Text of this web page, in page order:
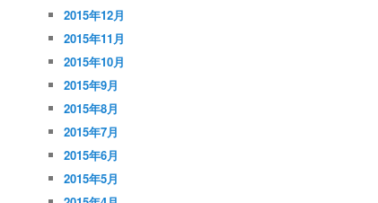
2015年12月
2015年11月
2015年10月
2015年9月
2015年8月
2015年7月
2015年6月
2015年5月